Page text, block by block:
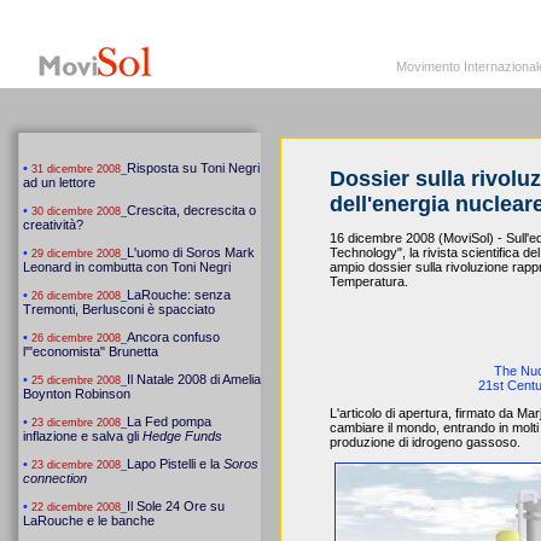
Movimento
Dossier sulla
dell'energia
16 dicembre 2008 (MoviSol) -
Technology", la rivista scientifica
ampio dossier sulla rivoluzione
Temperatura.
The
21st
L'articolo di apertura, firmato da
cambiare il mondo, entrando in
produzione di idrogeno gassoso.